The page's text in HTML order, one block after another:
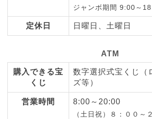
ジャンボ期間 9:00～
定休日 日曜日、土曜日
ATM
購入できる宝
くじ
数字選択式宝くじ（
ズ等）
営業時間 8:00～20:00
（土日祝）８：００～